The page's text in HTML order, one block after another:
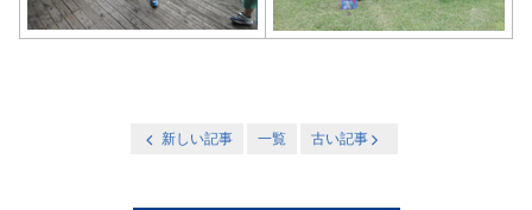
新しい記事 一覧 古い記事